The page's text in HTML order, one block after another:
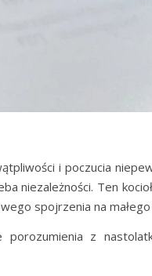
i poczucia
niezależności. Ten
spojrzenia na
porozumienia z